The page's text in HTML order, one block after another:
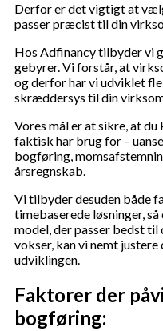
Derfor er det vigtigt at
passer præcist til din
Hos Adfinancy tilbyder vi
gebyrer. Vi forstår, at
og derfor har vi udviklet
skræddersys til din
Vores mål er at sikre, at
faktisk har brug for –
bogføring,
årsregnskab.
Vi tilbyder desuden både
timebaserede løsninger,
model, der passer bedst
vokser, kan vi nemt
udviklingen.
Faktorer der
bogføring: